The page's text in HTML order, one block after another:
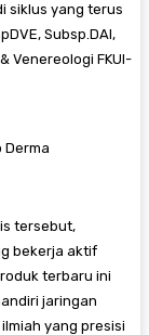
siklus yang terus
Subsp.DAI,
Venereologi FKUI-
Derma
tersebut,
bekerja aktif
terbaru ini
jaringan
yang presisi